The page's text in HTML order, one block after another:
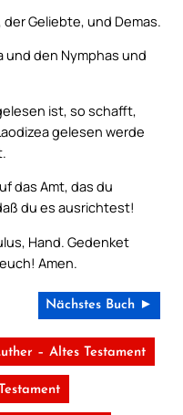
Geliebte, und Demas.
und den Nymphas und
ist, so schafft,
gelesen werde
das Amt, das du
du es ausrichtest!
Hand. Gedenket
Amen.
Nächstes Buch ►
– Altes Testament